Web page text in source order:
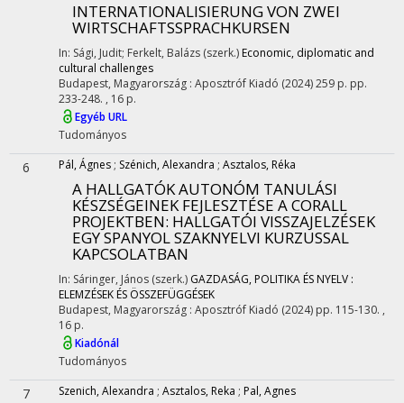
INTERNATIONALISIERUNG VON ZWEI
WIRTSCHAFTSSPRACHKURSEN
In: Sági, Judit; Ferkelt, Balázs (szerk.) Economic, diplomatic and
cultural challenges
Budapest, Magyarország : Aposztróf Kiadó (2024)259 p. pp.
233-248. , 16 p.
Egyéb URL
Tudományos
6 Pál, Ágnes ; Szénich, Alexandra ; Asztalos, Réka
A HALLGATÓK AUTONÓM TANULÁSI
KÉSZSÉGEINEK FEJLESZTÉSE A CORALL
PROJEKTBEN: HALLGATÓI VISSZAJELZÉSEK
EGY SPANYOL SZAKNYELVI KURZUSSAL
KAPCSOLATBAN
In: Sáringer, János (szerk.) GAZDASÁG, POLITIKA ÉS NYELV :
ELEMZÉSEK ÉS ÖSSZEFÜGGÉSEK
Budapest, Magyarország : Aposztróf Kiadó (2024) pp. 115-130. ,
16 p.
Kiadónál
Tudományos
7 Szenich, Alexandra ; Asztalos, Reka ; Pal, Agnes